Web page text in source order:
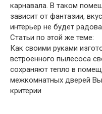
карнавала. В таком
зависит от фантазии,
интерьер не будет
Статьи по этой же теме:
Как своими руками
встроенного пылесоса
сохраняют тепло в
межкомнатных дверей
критерии